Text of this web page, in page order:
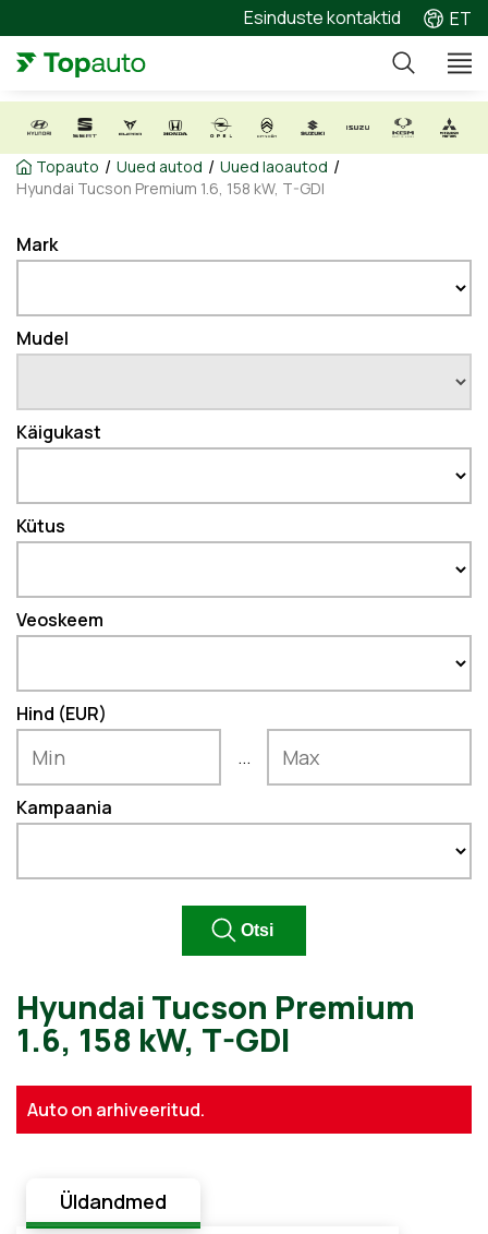
Esinduste kontaktid ET
Topauto / Uued autod / Uued laoautod /
Hyundai Tucson Premium 1.6, 158 kW, T-GDI
Mark
Mudel
Käigukast
Kütus
Veoskeem
Hind (EUR)
...
Kampaania
Hyundai Tucson Premium
Auto on arhiveeritud.
Üldandmed